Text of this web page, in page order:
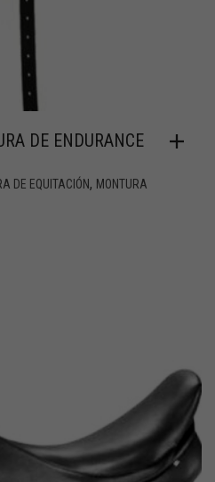
DE ENDURANCE
DE EQUITACIÓN, MONTURA